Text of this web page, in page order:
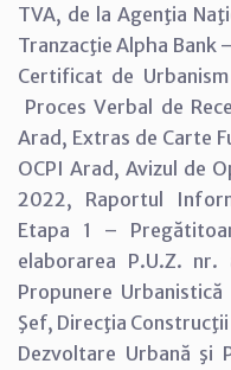
TVA, de la Agenţia
Tranzacţie Alpha Bank
Certificat de
Proces Verbal de
Arad, Extras de Carte
OCPI Arad, Avizul de
2022, Raportul
Etapa 1 –
elaborarea P.U.Z.
Propunere
Şef, Direcţia
Dezvoltare Urbană şi